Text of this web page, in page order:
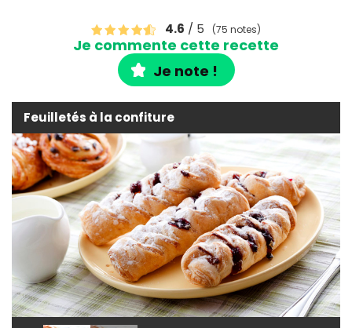
4.6 / 5 (75 notes)
Je commente cette recette
Je note !
Feuilletés à la confiture